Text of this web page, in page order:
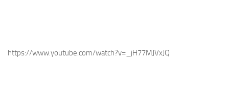
https://www.youtube.com/watch?v=_jH77MJVxJQ